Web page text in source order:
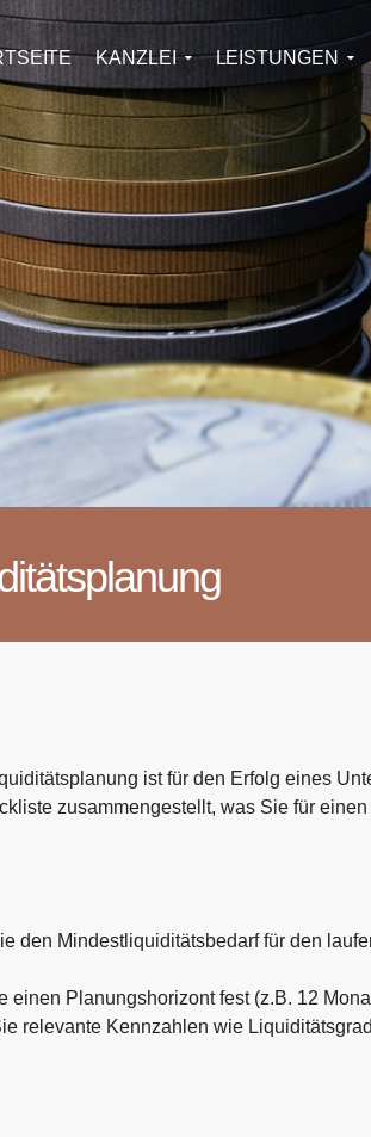
KANZLEI LEISTUNGEN
ist für den Erfolg eines
zusammengestellt, was Sie für einen
den Mindestliquiditätsbedarf für den
einen Planungshorizont fest (z.B. 12
relevante Kennzahlen wie